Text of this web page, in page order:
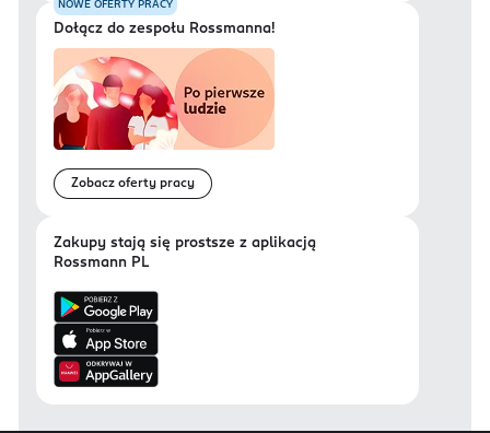
NOWE OFERTY PRACY
Dołącz do zespołu Rossmanna!
Zobacz oferty pracy
Zakupy stają się prostsze z aplikacją
Rossmann PL